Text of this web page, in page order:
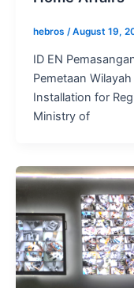
hebros /August 19,
ID EN
Pemetaan
Installation for
Ministry of